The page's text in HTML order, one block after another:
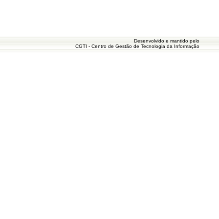
Desenvolvido e mantido pelo
CGTI - Centro de Gestão de Tecnologia da Informação